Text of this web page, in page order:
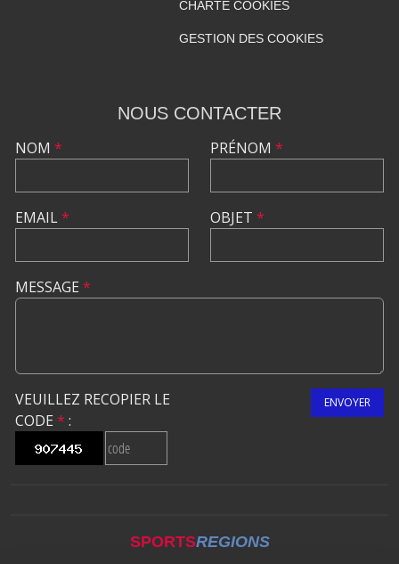
CHARTE COOKIES
GESTION DES COOKIES
NOUS CONTACTER
NOM *
EMAIL*
PRÉNOM *
OBJET *
MESSAGE *
VEUILLEZ RECOPIER LE
CODE * :
ENVOYER
SPORTSREGIONS